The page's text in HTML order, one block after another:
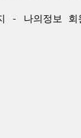
나의정보 회